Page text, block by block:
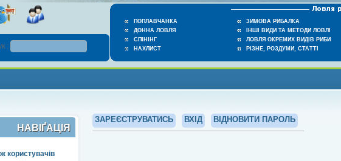
ПОПЛАВЧАНКА
ДОННА ЛОВЛЯ
СПІНІНГ
НАХЛИСТ
ЗИМОВА РИБАЛКА
ІНШІ ВИДИ ТА МЕТОДИ ЛОВЛІ
ЛОВЛЯ ОКРЕМИХ ВИДІВ РИБИ
РІЗНЕ, РОЗДУМИ, СТАТТІ
:
НАВІҐАЦІЯ
користувачів
ЗАРЕЄСТРУВАТИСЬ ВХІД ВІДНОВИТИ ПАРОЛЬ